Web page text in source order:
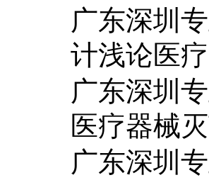
广东深圳
计浅论医
广东深圳
医疗器械
广东深圳